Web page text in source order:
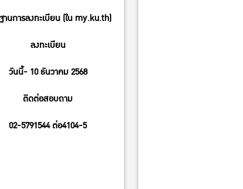
านการลงทะเบียน (ใน my.ku.th)
ลงทะเบียน
วันนี้- 10 ธันวาคม 2568
ติดต่อสอบถาม
02-5791544 ต่อ4104-5